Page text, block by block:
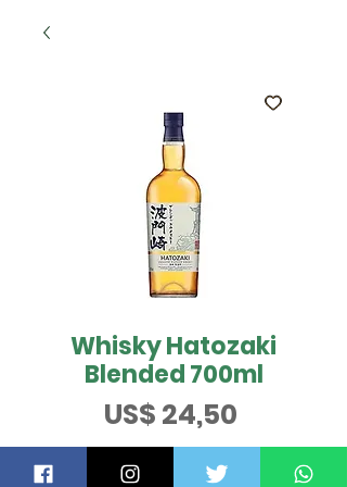
Whisky Hatozaki
Blended 700ml
US$ 24,50
QUER SABER MAIS?